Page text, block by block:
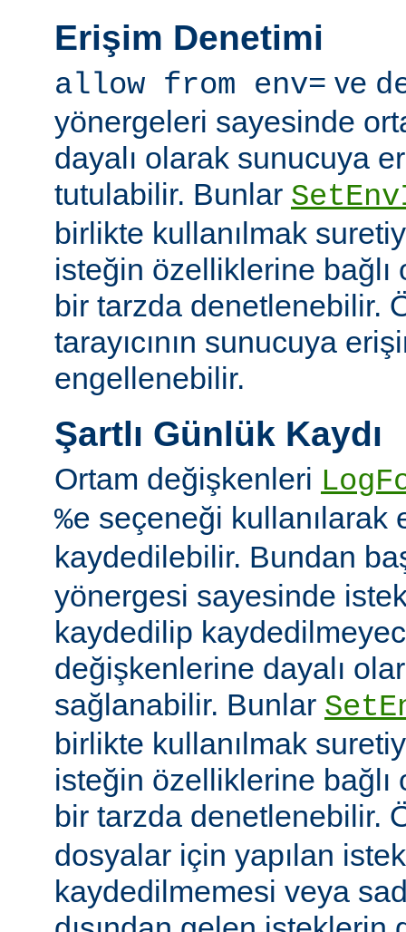
Erişim Denetimi
allow from env= ve
yönergeleri sayesinde
dayalı olarak sunucuya
tutulabilir. Bunlar
birlikte kullanılmak
isteğin özelliklerine
bir tarzda denetlenebilir.
tarayıcının sunucuya
engellenebilir.
Şartlı Günlük Kaydı
Ortam değişkenleri
%e seçeneği kullanılarak
kaydedilebilir. Bundan
yönergesi sayesinde
kaydedilip
değişkenlerine dayalı
sağlanabilir. Bunlar
birlikte kullanılmak
isteğin özelliklerine
bir tarzda denetlenebilir.
dosyalar için yapılan
kaydedilmemesi veya